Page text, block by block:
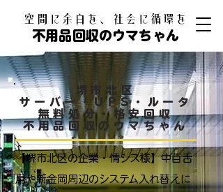
​空間に余白を、社会に循環を
不用品回収のウマちゃん
堺市北区
サーバー・UPS・ルータ
無料処分・格安回収
不用品回収のウマちゃん
【堺市北区の企業・情シス様】中百舌
鳥や新金岡周辺のシステム入れ替えに